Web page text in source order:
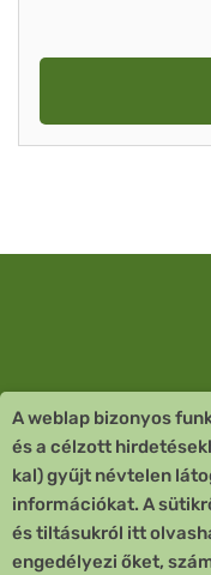
Vevőszolgálat
Quick Links
Fizetési mód
A weblap bizonyos
és a célzott
kal) gyűjt névtelen
információkat. A
és tiltásukról itt
engedélyezi őket,